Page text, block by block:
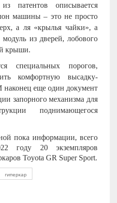
патентов описывается
машины – это не просто
а ля «крылья чайки», а
из дверей, лобового
крыши.
специальных порогов,
комфортную высадку-
наконец еще один документ
запорного механизма для
поднимающегося
пока информации, всего
году 20 экземпляров
Toyota GR Super Sport.
гиперкар